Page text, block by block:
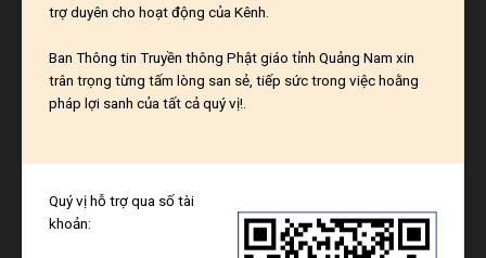
trợ duyên cho hoạt động của Kênh.
Ban Thông tin Truyền thông Phật giáo tỉnh Quảng Nam xin
trân trọng từng tấm lòng san sẻ, tiếp sức trong việc hoằng
pháp lợi sanh của tất cả quý vị!.
Quý vị hỗ trợ qua số tài
khoản: